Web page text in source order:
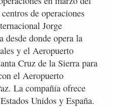
de operaciones
Jorge
desde donde opera la
y el Aeropuerto
Cruz de la Sierra para
el Aeropuerto
La compañía ofrece
Unidos y España.